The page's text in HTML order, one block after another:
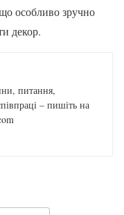
особливо зручно
декор.
питання,
– пишіть на